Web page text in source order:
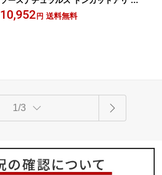
100 80mg 60粒 Source Naturals Tongk
at Ali 80mg 60Tablets タブレット 健康
10,952円 送料無料
1/3